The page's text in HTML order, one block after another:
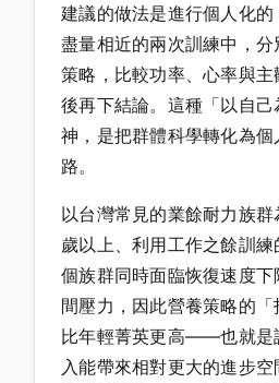
建議的做法是進行個人化
盡量相近的兩次訓練中，
策略，比較功率、心率與
後再下結論。這種「以自
神，是把群體科學轉化為個
路。
以台灣常見的業餘耐力族
歲以上、利用工作之餘訓
個族群同時面臨恢復速度
間壓力，因此營養策略的
比年輕菁英更高——也就是
入能帶來相對更大的進步